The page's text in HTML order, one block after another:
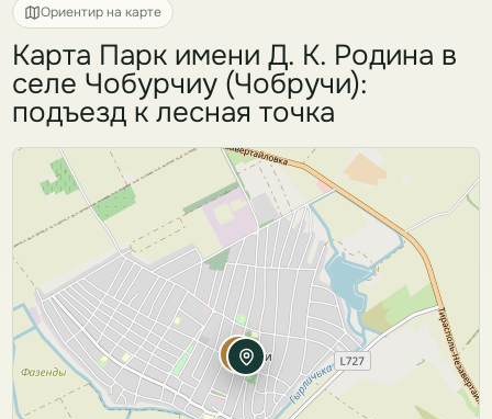
Ориентир на карте
Карта Парк имени Д. К. Родина в
селе Чобурчиу (Чобручи):
подъезд к лесная точка